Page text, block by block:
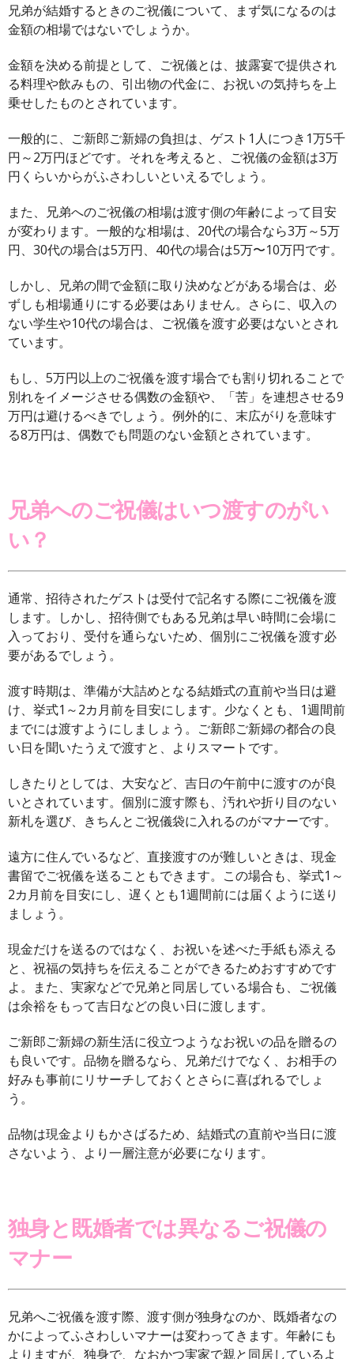
兄弟が結婚するときのご祝儀について、まず気になるのは
金額の相場ではないでしょうか。
金額を決める前提として、ご祝儀とは、披露宴で提供され
る料理や飲みもの、引出物の代金に、お祝いの気持ちを上
乗せしたものとされています。
一般的に、ご新郎ご新婦の負担は、ゲスト1人につき1万5千
円～2万円ほどです。それを考えると、ご祝儀の金額は3万
円くらいからがふさわしいといえるでしょう。
また、兄弟へのご祝儀の相場は渡す側の年齢によって目安
が変わります。一般的な相場は、20代の場合なら3万～5万
円、30代の場合は5万円、40代の場合は5万〜10万円です。
しかし、兄弟の間で金額に取り決めなどがある場合は、必
ずしも相場通りにする必要はありません。さらに、収入の
ない学生や10代の場合は、ご祝儀を渡す必要はないとされ
ています。
もし、5万円以上のご祝儀を渡す場合でも割り切れることで
別れをイメージさせる偶数の金額や、「苦」を連想させる9
万円は避けるべきでしょう。例外的に、末広がりを意味す
る8万円は、偶数でも問題のない金額とされています。
兄弟へのご祝儀はいつ渡すのがい
い？
通常、招待されたゲストは受付で記名する際にご祝儀を渡
します。しかし、招待側でもある兄弟は早い時間に会場に
入っており、受付を通らないため、個別にご祝儀を渡す必
要があるでしょう。
渡す時期は、準備が大詰めとなる結婚式の直前や当日は避
け、挙式1～2カ月前を目安にします。少なくとも、1週間前
までには渡すようにしましょう。ご新郎ご新婦の都合の良
い日を聞いたうえで渡すと、よりスマートです。
しきたりとしては、大安など、吉日の午前中に渡すのが良
いとされています。個別に渡す際も、汚れや折り目のない
新札を選び、きちんとご祝儀袋に入れるのがマナーです。
遠方に住んでいるなど、直接渡すのが難しいときは、現金
書留でご祝儀を送ることもできます。この場合も、挙式1～
2カ月前を目安にし、遅くとも1週間前には届くように送り
ましょう。
現金だけを送るのではなく、お祝いを述べた手紙も添える
と、祝福の気持ちを伝えることができるためおすすめです
よ。また、実家などで兄弟と同居している場合も、ご祝儀
は余裕をもって吉日などの良い日に渡します。
ご新郎ご新婦の新生活に役立つようなお祝いの品を贈るの
も良いです。品物を贈るなら、兄弟だけでなく、お相手の
好みも事前にリサーチしておくとさらに喜ばれるでしょ
う。
品物は現金よりもかさばるため、結婚式の直前や当日に渡
さないよう、より一層注意が必要になります。
独身と既婚者では異なるご祝儀の
マナー
兄弟へご祝儀を渡す際、渡す側が独身なのか、既婚者なの
かによってふさわしいマナーは変わってきます。年齢にも
よりますが、独身で、なおかつ実家で親と同居しているよ